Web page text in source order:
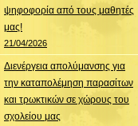
ψηφοφορία από τους μαθητές
μας!
21/04/2026
Διενέργεια απολύμανσης για
την καταπολέμηση παρασίτων
και τρωκτικών σε χώρους του
σχολείου μας